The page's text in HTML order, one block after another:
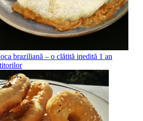
braziliană – o clătită inedită 1 an